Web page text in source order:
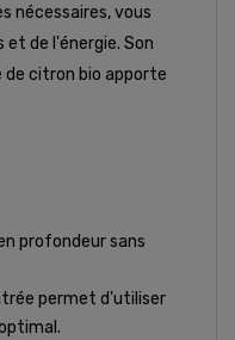
nécessaires, vous
de l'énergie. Son
citron bio apporte
profondeur sans
permet d'utiliser